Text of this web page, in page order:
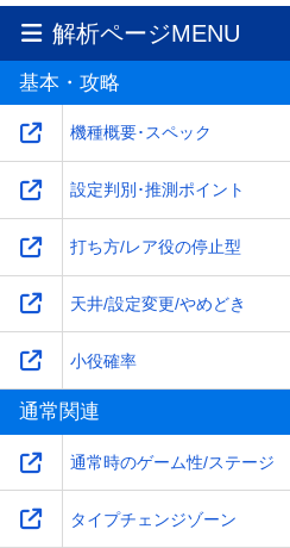
解析ページMENU
基本・攻略
機種概要･スペック
設定判別･推測ポイント
打ち方/レア役の停止型
天井/設定変更/やめどき
小役確率
通常関連
通常時のゲーム性/ステージ
タイプチェンジゾーン